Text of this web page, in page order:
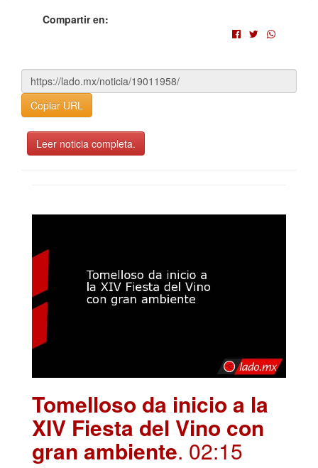
Compartir en:
Copiar URL
Leer noticia completa.
Tomelloso da inicio a la
XIV Fiesta del Vino con
gran ambiente. 02:15